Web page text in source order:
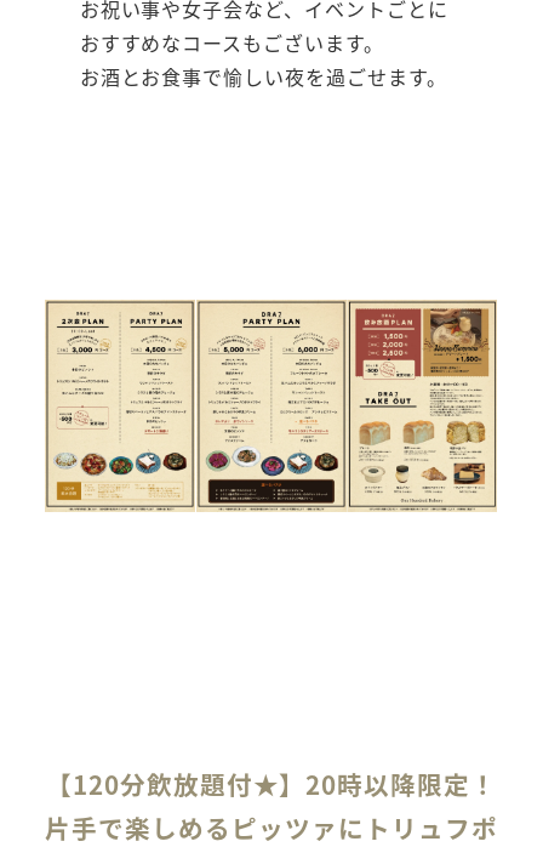
OU
T
お祝い事や女子会など、イベントごとに
おすすめなコースもございます。
お酒とお食事で愉しい夜を過ごせます。
【120分飲放題付★】20時以降限定！
片手で楽しめるピッツァにトリュフポ